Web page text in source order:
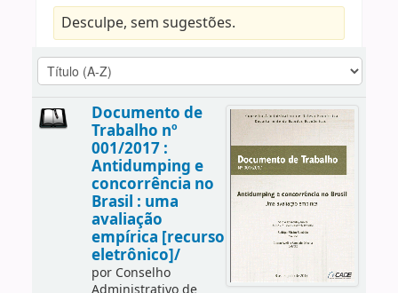
Desculpe, sem sugestões.
Documento de
Trabalho nº
001/2017 :
Antidumping e
concorrência no
Brasil : uma
avaliação
empírica [recurso
eletrônico]/
por Conselho